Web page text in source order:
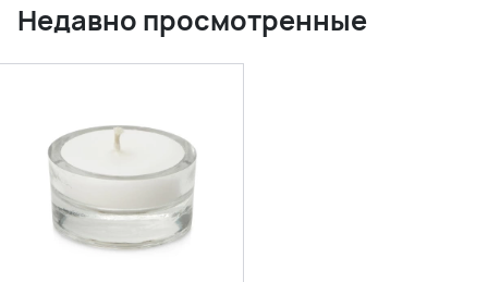
Недавно просмотренные